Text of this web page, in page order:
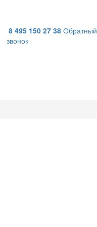
8 495 150 27 38 Обратный
звонок